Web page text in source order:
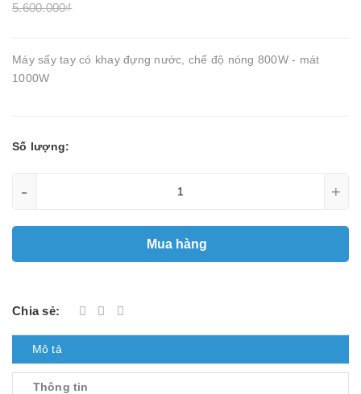
5.600.000₫
Máy sấy tay có khay đựng nước, chế độ nóng 800W - mát
1000W
Số lượng:
- +
Mua hàng
Chia sẻ:
Mô tả
Thông tin